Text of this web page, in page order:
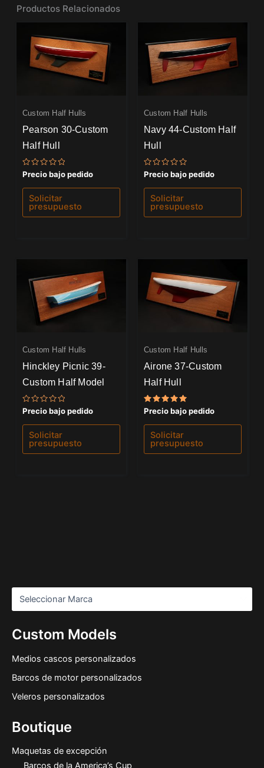
Custom Models
Medios cascos personalizados
Barcos de motor personalizados
Veleros personalizados
Boutique
Maquetas de excepción
Barcos de la America’s Cup
Productos Relacionados
Custom Half Hulls
Pearson 30-Custom
Half Hull
Valorado
con
0
de
Precio bajo pedido
Solicitar
presupuesto
Custom Half Hulls
Navy 44-Custom Half
Hull
Valorado
con
0
de
Precio bajo pedido
Solicitar
presupuesto
Custom Half Hulls
Hinckley Picnic 39-
Custom Half Model
Valorado
0
de
Precio bajo pedido
Solicitar
presupuesto
Custom Half Hulls
Airone 37-Custom
Half Hull
Valorado
5.00
de 5
Precio bajo pedido
Solicitar
presupuesto